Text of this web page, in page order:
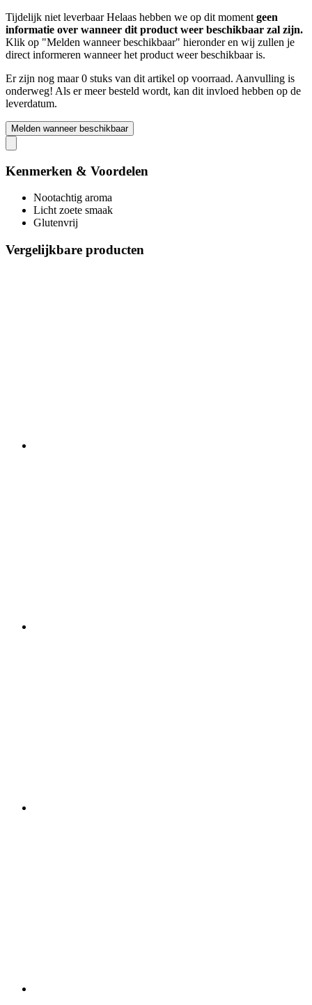
Tijdelijk niet leverbaarHelaas hebben we op dit moment geen
informatie over wanneer dit product weer beschikbaar zal zijn.
Klik op "Melden wanneer beschikbaar" hieronder en wij zullen je
direct informeren wanneer het product weer beschikbaar is.
Er zijn nog maar 0 stuks van dit artikel op voorraad. Aanvulling is
onderweg! Als er meer besteld wordt, kan dit invloed hebben op de
leverdatum.
Melden wanneer beschikbaar
Kenmerken & Voordelen
Nootachtig aroma
Licht zoete smaak
Glutenvrij
Vergelijkbare producten